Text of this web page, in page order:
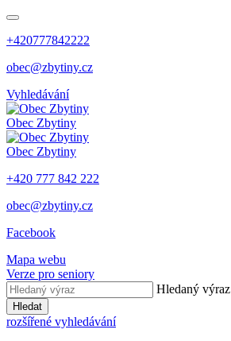
+420777842222
obec@zbytiny.cz
Vyhledávání
Obec Zbytiny
Obec Zbytiny
+420 777 842 222
obec@zbytiny.cz
Facebook
Mapa webu
Verze pro seniory
Hledaný výraz
Hledat
rozšířené vyhledávání